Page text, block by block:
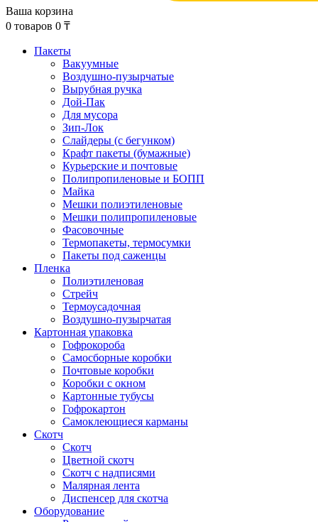
Ваша корзина
0 товаров 0 ₸
Пакеты
Вакуумные
Воздушно-пузырчатые
Вырубная ручка
Дой-Пак
Для мусора
Зип-Лок
Слайдеры (с бегунком)
Крафт пакеты (бумажные)
Курьерские и почтовые
Полипропиленовые и БОПП
Майка
Мешки полиэтиленовые
Мешки полипропиленовые
Фасовочные
Термопакеты, термосумки
Пакеты под саженцы
Пленка
Полиэтиленовая
Стрейч
Термоусадочная
Воздушно-пузырчатая
Картонная упаковка
Гофрокороба
Самосборные коробки
Почтовые коробки
Коробки с окном
Картонные тубусы
Гофрокартон
Самоклеющиеся карманы
Скотч
Скотч
Цветной скотч
Скотч с надписями
Малярная лента
Диспенсер для скотча
Оборудование